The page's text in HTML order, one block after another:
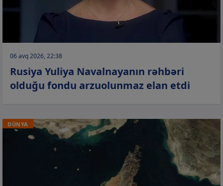
06 avq 2026, 22:38
Rusiya Yuliya Navalnayanın rəhbəri
olduğu fondu arzuolunmaz elan etdi
DÜNYA